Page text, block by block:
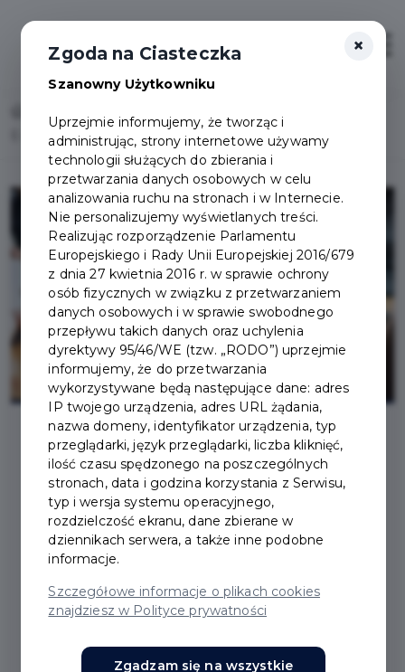
E-urząd skarbowy w zasięgu twojej ręki
2023-01-11
E-URZĄD SKARBOWY W
ZASIĘGU TWOJEJ RĘKI
Przypominamy, że od 1 lutego 2021 roku, za
www.podatki.gov.pl, mogą Państwo
×
Zgoda na Ciasteczka
Szanowny Użytkowniku
Uprzejmie informujemy, że tworząc i
administrując, strony internetowe używamy
technologii służących do zbierania i
przetwarzania danych osobowych w celu
analizowania ruchu na stronach i w Internecie.
Nie personalizujemy wyświetlanych treści.
Realizując rozporządzenie Parlamentu
Europejskiego i Rady Unii Europejskiej 2016/679
z dnia 27 kwietnia 2016 r. w sprawie ochrony
osób fizycznych w związku z przetwarzaniem
danych osobowych i w sprawie swobodnego
przepływu takich danych oraz uchylenia
dyrektywy 95/46/WE (tzw. „RODO”) uprzejmie
informujemy, że do przetwarzania
wykorzystywane będą następujące dane: adres
IP twojego urządzenia, adres URL żądania,
nazwa domeny, identyfikator urządzenia, typ
przeglądarki, język przeglądarki, liczba kliknięć,
ilość czasu spędzonego na poszczególnych
stronach, data i godzina korzystania z Serwisu,
typ i wersja systemu operacyjnego,
rozdzielczość ekranu, dane zbierane w
dziennikach serwera, a także inne podobne
informacje.
Szczegółowe informacje o plikach cookies
znajdziesz w Polityce prywatności
Zgadzam się na wszystkie